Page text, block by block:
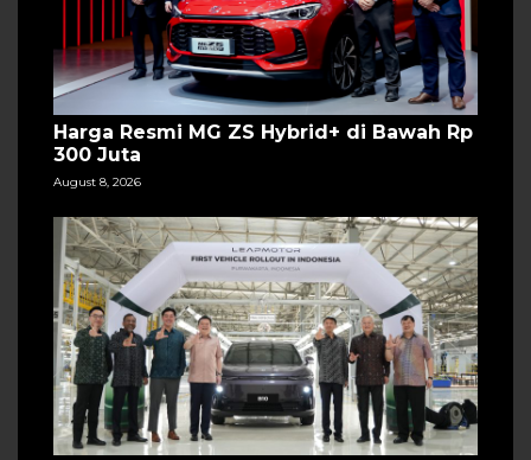
Harga Resmi MG ZS Hybrid+ di Bawah Rp
300 Juta
August 8, 2026